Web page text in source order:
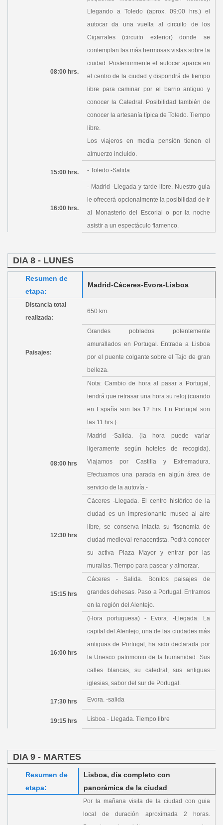
08:00 hrs.
Llegando a Toledo (aprox. 09:00 hrs.) el
autocar da una vuelta al circuito de los
Cigarrales (circuito exterior) donde se
contemplan las más hermosas vistas sobre la
ciudad. Posteriormente el autocar aparca en
el centro de la ciudad y dispondrá de tiempo
libre para caminar por el barrio antiguo y
conocer la Catedral. Posibilidad también de
conocer la artesanía típica de Toledo. Tiempo
libre.
Los viajeros en media pensión tienen el
almuerzo incluido.
15:00 hrs. - Toledo -Salida.
16:00 hrs.
- Madrid -Llegada y tarde libre. Nuestro guia
le ofrecerá opcionalmente la posibilidad de ir
al Monasterio del Escorial o por la noche
asistir a un espectáculo flamenco.
DIA 8 - LUNES
Resumen de
etapa:
Madrid-Cáceres-Evora-Lisboa
Distancia total
realizada:
650 km.
Paisajes:
Grandes poblados potentemente
amurallados en Portugal. Entrada a Lisboa
por el puente colgante sobre el Tajo de gran
belleza.
Nota: Cambio de hora al pasar a Portugal,
tendrá que retrasar una hora su reloj (cuando
en España son las 12 hrs. En Portugal son
las 11 hrs.).
08:00 hrs
Madrid -Salida. (la hora puede variar
ligeramente según hoteles de recogida).
Viajamos por Castilla y Extremadura.
Efectuamos una parada en algún área de
servicio de la autovía.-
12:30 hrs
Cáceres -Llegada. El centro histórico de la
ciudad es un impresionante museo al aire
libre, se conserva intacta su fisonomía de
ciudad medieval-renacentista. Podrá conocer
su activa Plaza Mayor y entrar por las
murallas. Tiempo para pasear y almorzar.
15:15 hrs
Cáceres - Salida. Bonitos paisajes de
grandes dehesas. Paso a Portugal. Entramos
en la región del Alentejo.
16:00 hrs
(Hora portuguesa) - Evora. -Llegada. La
capital del Alentejo, una de las ciudades más
antiguas de Portugal, ha sido declarada por
la Unesco patrimonio de la humanidad. Sus
calles blancas, su catedral, sus antiguas
iglesias, sabor del sur de Portugal.
17:30 hrs Evora. -salida
19:15 hrs Lisboa - Llegada. Tiempo libre
DIA 9 - MARTES
Resumen de
etapa:
Lisboa, día completo con
panorámica de la ciudad
Por la mañana visita de la ciudad con guia
local de duración aproximada 2 horas.